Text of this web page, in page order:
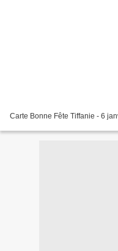
Carte Bonne Fête Tiffanie - 6